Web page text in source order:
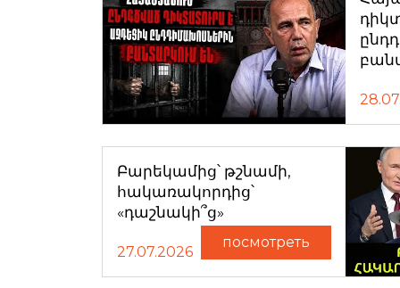
Բարեկամից՝ թշնամի,
հակառակորդից՝
«դաշնակի՞ց»
27.07.2026
посмотреть